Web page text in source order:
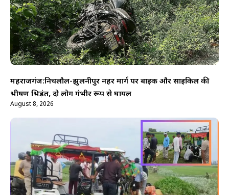
महराजगंज:निचलौल-झुलनीपुर नहर मार्ग पर बाइक और साइकिल की
भीषण भिड़ंत, दो लोग गंभीर रूप से घायल
August 8, 2026